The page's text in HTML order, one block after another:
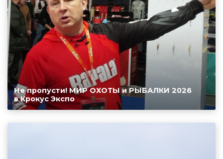
Не пропусти! МИР ОХОТЫ и РЫБАЛКИ 2026
в Крокус Экспо